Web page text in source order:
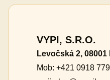
VYPI, S.R.O.
Levočská 2, 08001
Mob: +421 0918